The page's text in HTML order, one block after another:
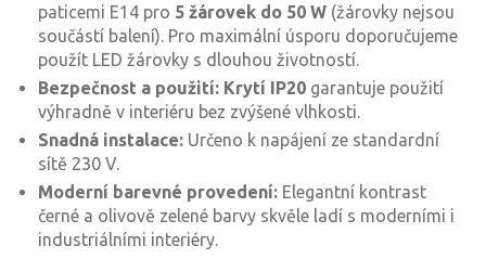
paticemi E14 pro 5 žárovek do 50 W (žárovky nejsou
součástí balení). Pro maximální úsporu doporučujeme
použít LED žárovky s dlouhou životností.
Bezpečnost a použití: Krytí IP20 garantuje použití
výhradně v interiéru bez zvýšené vlhkosti.
Snadná instalace: Určeno k napájení ze standardní
sítě 230 V.
Moderní barevné provedení: Elegantní kontrast
černé a olivově zelené barvy skvěle ladí s moderními i
industriálními interiéry.